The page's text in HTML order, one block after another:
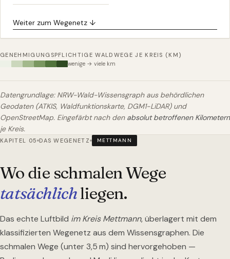
Weiter zum Wegenetz ↓
GENEHMIGUNGSPFLICHTIGE WALDWEGE JE KREIS (KM)
wenige → viele km
Datengrundlage: NRW-Wald-Wissensgraph aus behördlichen
Geodaten (ATKIS, Waldfunktionskarte, DGM1-LiDAR) und
OpenStreetMap. Eingefärbt nach den absolut betroffenen Kilometern
je Kreis.
KAPITEL 05 DAS WEGENETZ METTMANN
Wo die schmalen Wege
tatsächlichliegen.
Das echte Luftbild im Kreis Mettmann, überlagert mit dem
klassifizierten Wegenetz aus dem Wissensgraphen. Die
schmalen Wege (unter 3,5 m) sind hervorgehoben —